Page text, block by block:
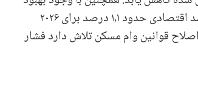
درآمدها، مسیر کلی کسری در بلندمدت تغییر چشمگیری نمی‌کند و رشد اقتصادی حدود ۱٫۱ درصد برای ۲۰۲۶
قوانین وام مسکن تلاش دارد فشار